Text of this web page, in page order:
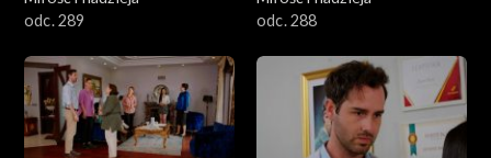
odc. 289
odc. 288